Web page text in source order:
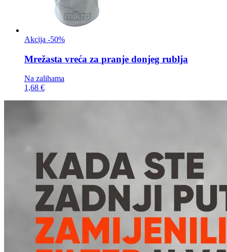
Akcija -50%
Mrežasta vreća za pranje donjeg rublja
Na zalihama
1,68 €